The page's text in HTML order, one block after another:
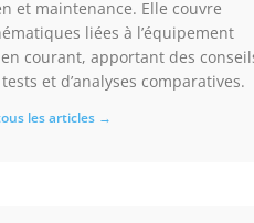
et maintenance. Elle couvre
liées à l’équipement
courant, apportant des
et d’analyses comparatives.
les articles →